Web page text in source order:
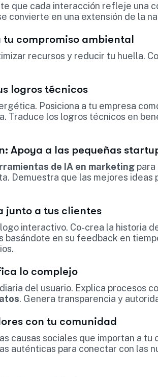
que cada interacción refleje una
convierte en una extensión de la
tu compromiso ambiental
recursos y reducir tu huella.
logros técnicos
Posiciona a tu empresa
Traduce los logros técnicos en
Apoya a las pequeñas
de IA en marketing
Demuestra que las mejores ideas
junto a tus clientes
interactivo. Co-crea la historia
basándote en su feedback en
lo complejo
del usuario. Explica procesos
. Genera transparencia y
con tu comunidad
causas sociales que importan a tu
auténticas para conectar con las